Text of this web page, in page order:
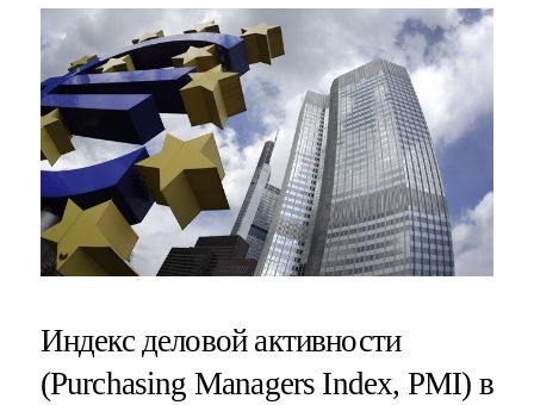
Индекс деловой активности
(Purchasing Managers Index, PMI) в